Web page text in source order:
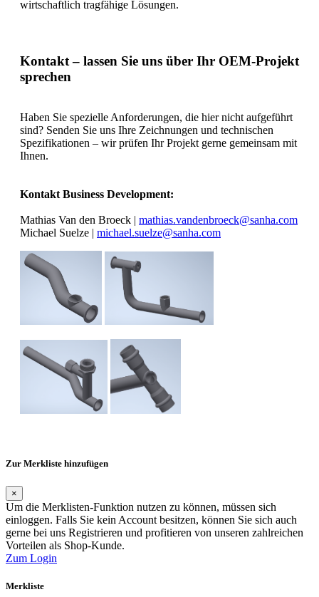
wirtschaftlich tragfähige Lösungen.
Kontakt – lassen Sie uns über Ihr OEM-Projekt
sprechen
Haben Sie spezielle Anforderungen, die hier nicht aufgeführt
sind? Senden Sie uns Ihre Zeichnungen und technischen
Spezifikationen – wir prüfen Ihr Projekt gerne gemeinsam mit
Ihnen.
Kontakt Business Development:
Mathias Van den Broeck | mathias.vandenbroeck@sanha.com
Michael Suelze | michael.suelze@sanha.com
Zur Merkliste hinzufügen
×
Um die Merklisten-Funktion nutzen zu können, müssen sich
einloggen. Falls Sie kein Account besitzen, können Sie sich auch
gerne bei uns Registrieren und profitieren von unseren zahlreichen
Vorteilen als Shop-Kunde.
Zum Login
Merkliste